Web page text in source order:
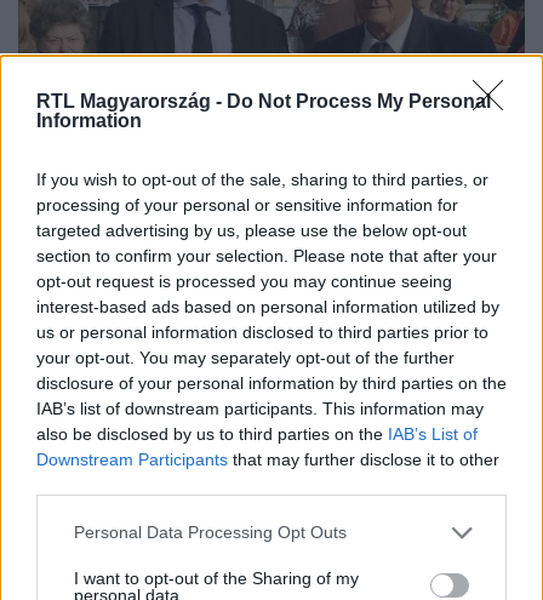
RTL Magyarország - Do Not Process My Personal
Information
If you wish to opt-out of the sale, sharing to third parties, or
processing of your personal or sensitive information for
targeted advertising by us, please use the below opt-out
section to confirm your selection. Please note that after your
opt-out request is processed you may continue seeing
interest-based ads based on personal information utilized by
us or personal information disclosed to third parties prior to
your opt-out. You may separately opt-out of the further
disclosure of your personal information by third parties on the
IAB’s list of downstream participants. This information may
also be disclosed by us to third parties on the IAB’s List of
Downstream Participants that may further disclose it to other
Please note that this website/app uses one or more Google
not limited to your visit or usage behaviour. You may click to
Personal Data Processing Opt Outs
I want to opt-out of the Sharing of my
personal data.
2023. június 11. 19:08
Legyőzte a Mi Hazánk huxitpárti jelöltje a Fideszt
Békésben, de Tatabányán ugyanez nem sikerült az
ellenzéki összefogásnak
Ma is több időközi választást tartottak.